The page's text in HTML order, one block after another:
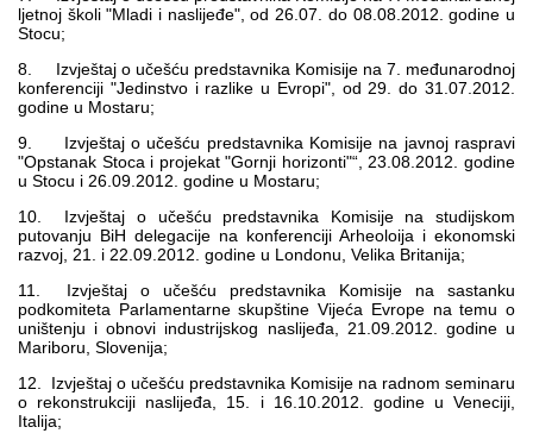
ljetnoj školi "Mladi i naslijeđe", od 26.07. do 08.08.2012. godine u
Stocu;
8. Izvještaj o učešću predstavnika Komisije na 7. međunarodnoj
konferenciji "Jedinstvo i razlike u Evropi", od 29. do 31.07.2012.
godine u Mostaru;
9. Izvještaj o učešću predstavnika Komisije na javnoj raspravi
"Opstanak Stoca i projekat "Gornji horizonti"“, 23.08.2012. godine
u Stocu i 26.09.2012. godine u Mostaru;
10. Izvještaj o učešću predstavnika Komisije na studijskom
putovanju BiH delegacije na konferenciji Arheoloija i ekonomski
razvoj, 21. i 22.09.2012. godine u Londonu, Velika Britanija;
11. Izvještaj o učešću predstavnika Komisije na sastanku
podkomiteta Parlamentarne skupštine Vijeća Evrope na temu o
uništenju i obnovi industrijskog naslijeđa, 21.09.2012. godine u
Mariboru, Slovenija;
12. Izvještaj o učešću predstavnika Komisije na radnom seminaru
o rekonstrukciji naslijeđa, 15. i 16.10.2012. godine u Veneciji,
Italija;